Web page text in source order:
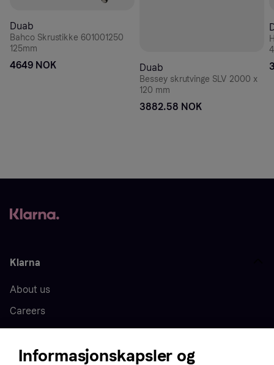
Duab
Bahco Skrustikke 601001250
125mm
4649 NOK Duab
Bessey skrutvinge SLV 2000 x
120 mm
3882.58 NOK
Klarna
About us
Careers
Press
Informasjonskapsler og